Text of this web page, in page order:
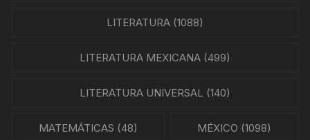
LITERATURA(1088)
LITERATURA MEXICANA(499)
LITERATURA UNIVERSAL (140)
MATEMÁTICAS (48) MÉXICO (1098)